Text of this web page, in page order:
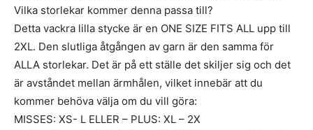
Vilka storlekar kommer denna passa till?
Detta vackra lilla stycke är en ONE SIZE FITS ALL upp till
2XL. Den slutliga åtgången av garn är den samma för
ALLA storlekar. Det är på ett ställe det skiljer sig och det
är avståndet mellan ärmhålen, vilket innebär att du
kommer behöva välja om du vill göra:
MISSES: XS- L ELLER – PLUS: XL – 2X